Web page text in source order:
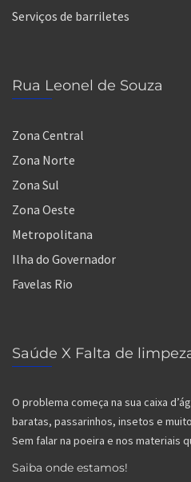
Serviços de barriletes
Rua Leonel de Souza
Zona Central
Zona Norte
Zona Sul
Zona Oeste
Metropolitana
Ilha do Governador
Favelas Rio
Saúde X Falta de
O problema começa na sua caixa
baratas, passarinhos, insetos e
Sem falar na poeira e nos materiais
Saiba onde estamos!